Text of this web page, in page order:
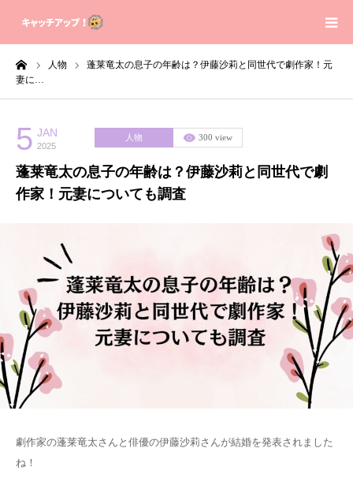
人物
蓬莱竜太の息子の年齢は？伊藤沙莉と同世代で劇作家！元
妻に…
5 JAN
2025
人物 300 view
蓬莱竜太の息子の年齢は？伊藤沙莉と同世代で劇
作家！元妻についても調査
劇作家の蓬莱竜太さんと俳優の伊藤沙莉さんが結婚を発表されました
ね！
Home
Privacy Policy
About us
芸能人の身長体重